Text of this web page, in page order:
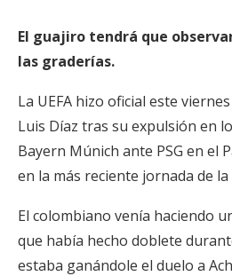
El guajiro tendrá que
las graderías.
La UEFA hizo oficial este
Luis Díaz tras su expulsión en
Bayern Múnich ante PSG en el
en la más reciente jornada de
El colombiano venía haciendo
que había hecho doblete
estaba ganándole el duelo a